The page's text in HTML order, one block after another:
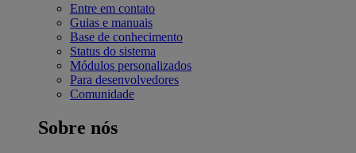
Entre em contato
Guias e manuais
Base de conhecimento
Status do sistema
Módulos personalizados
Para desenvolvedores
Comunidade
Sobre nós